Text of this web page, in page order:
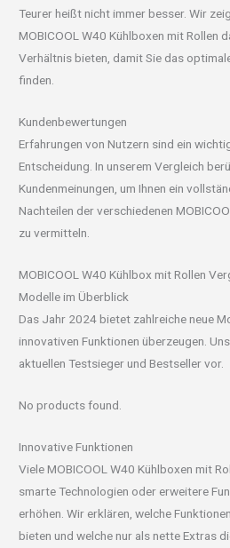
Teurer heißt nicht immer besser. Wir
MOBICOOL W40 Kühlboxen mit Rollen
Verhältnis bieten, damit Sie das
finden.
Kundenbewertungen
Erfahrungen von Nutzern sind ein
Entscheidung. In unserem Vergleich
Kundenmeinungen, um Ihnen ein
Nachteilen der verschiedenen
zu vermitteln.
MOBICOOL W40 Kühlbox mit Rollen
Modelle im Überblick
Das Jahr 2024 bietet zahlreiche neue
innovativen Funktionen überzeugen.
aktuellen Testsieger und Bestseller vor.
No products found.
Innovative Funktionen
Viele MOBICOOL W40 Kühlboxen mit
smarte Technologien oder erweitere
erhöhen. Wir erklären, welche
bieten und welche nur als nette Extras